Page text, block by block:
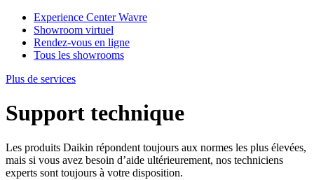
Experience Center Wavre
Showroom virtuel
Rendez-vous en ligne
Tous les showrooms
Plus de services
Support technique
Les produits Daikin répondent toujours aux normes les plus élevées,
mais si vous avez besoin d’aide ultérieurement, nos techniciens
experts sont toujours à votre disposition.